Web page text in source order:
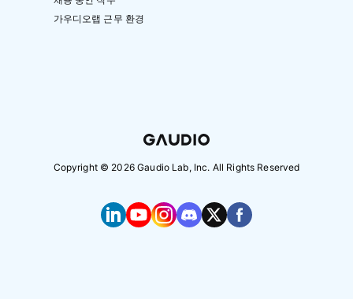
가우디오랩 근무 환경
Copyright © 2026Gaudio Lab, Inc. All Rights Reserved